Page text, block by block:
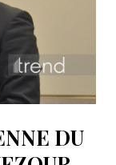
DU